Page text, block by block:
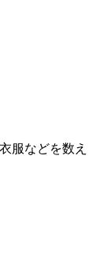
服などを数え